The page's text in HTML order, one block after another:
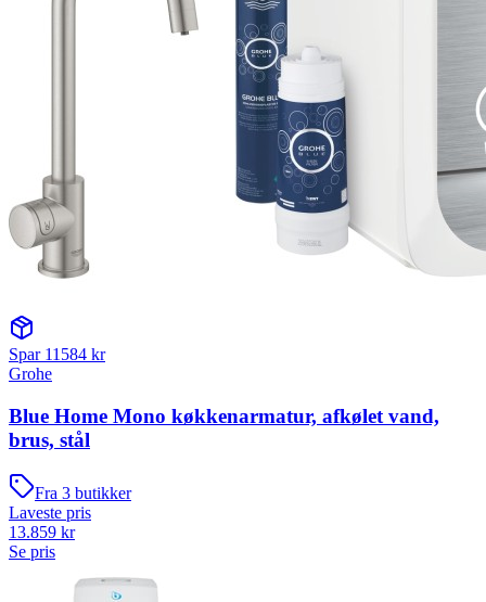
Spar 11584 kr
Grohe
Blue Home Mono køkkenarmatur, afkølet vand,
brus, stål
Fra 3 butikker
Laveste pris
13.859 kr
Se pris